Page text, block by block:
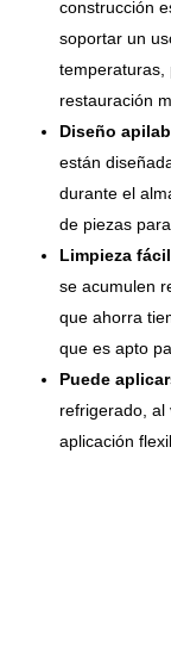
construcción
soportar un
temperaturas,
restauración
Diseño
están
durante el
de piezas
Limpieza fácil
se acumulen
que ahorra
que es apto
Puede
refrigerado, al
aplicación